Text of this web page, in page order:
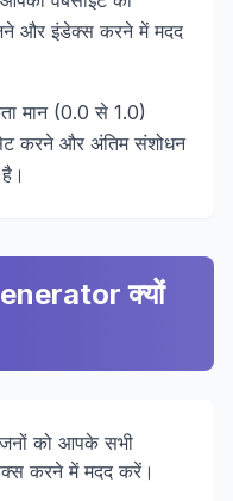
और इंडेक्स करने में मदद
मान (0.0 से 1.0)
करने और अंतिम संशोधन
क्यों
को आपके सभी
करने में मदद करें।